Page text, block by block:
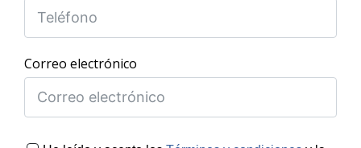
Correo electrónico